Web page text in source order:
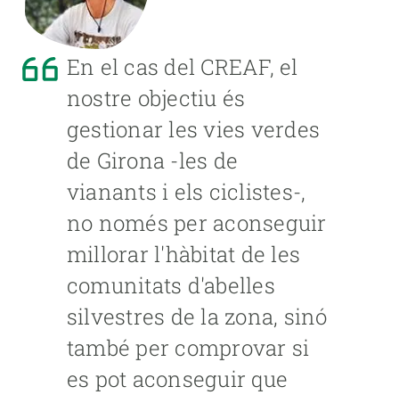
En el cas del CREAF, el
nostre objectiu és
gestionar les vies verdes
de Girona -les de
vianants i els ciclistes-,
no només per aconseguir
millorar l'hàbitat de les
comunitats d'abelles
silvestres de la zona, sinó
també per comprovar si
es pot aconseguir que